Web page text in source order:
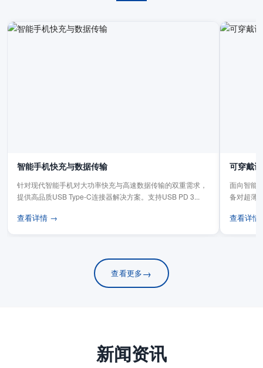
智能手机快充与数据传输
针对现代智能手机对大功率快充与高速数据传输的双重需求，
提供高品质USB Type-C连接器解决方案。支持USB PD 3...
查看详情 →
可穿戴
面向智能
备对超薄
查看详
查看更多→
新闻资讯